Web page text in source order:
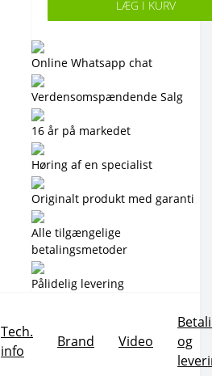
LÆG I KURV
Online Whatsapp chat
Verdensomspændende Salg
16 år på markedet
Høring af en specialist
Originalt produkt med garanti
Alle tilgængelige
betalingsmetoder
Pålidelig levering
Tech.
info
Brand Video
og